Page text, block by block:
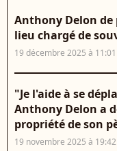
Anthony Delon de
lieu chargé de
19 décembre 2025 à 11:01
"Je l'aide à se
Anthony Delon a
propriété de son
19 novembre 2025 à 19:42